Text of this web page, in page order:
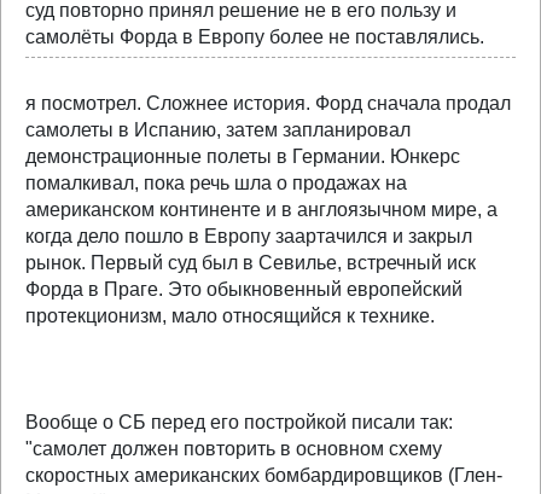
суд повторно принял решение не в его пользу и
самолёты Форда в Европу более не поставлялись.
я посмотрел. Сложнее история. Форд сначала продал
самолеты в Испанию, затем запланировал
демонстрационные полеты в Германии. Юнкерс
помалкивал, пока речь шла о продажах на
американском континенте и в англоязычном мире, а
когда дело пошло в Европу заартачился и закрыл
рынок. Первый суд был в Севилье, встречный иск
Форда в Праге. Это обыкновенный европейский
протекционизм, мало относящийся к технике.
Вообще о СБ перед его постройкой писали так:
"самолет должен повторить в основном схему
скоростных американских бомбардировщиков (Глен-